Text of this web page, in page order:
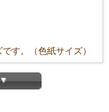
。（色紙サイズ）
▼